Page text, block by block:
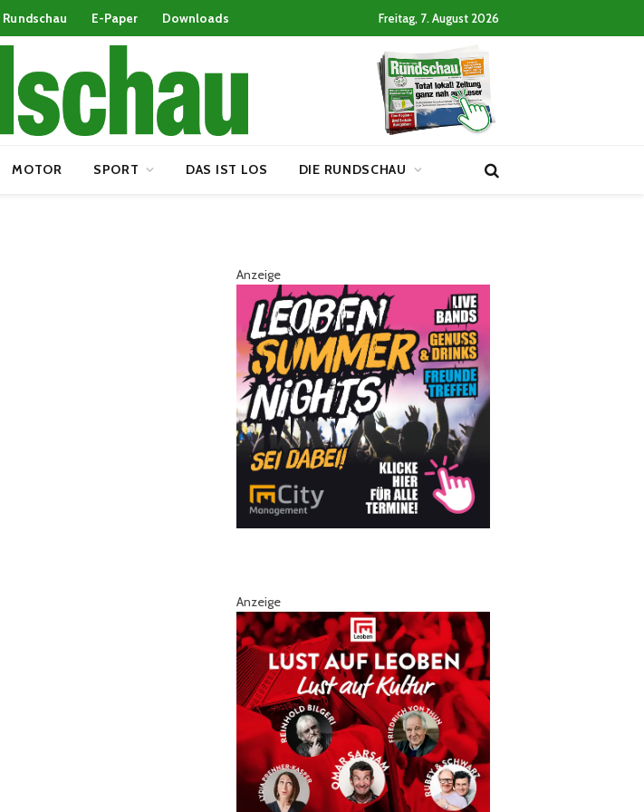
E-Paper Downloads Freitag, 7. August 2026
MOTOR SPORT DAS IST LOS DIE RUNDSCHAU
Anzeige
Anzeige